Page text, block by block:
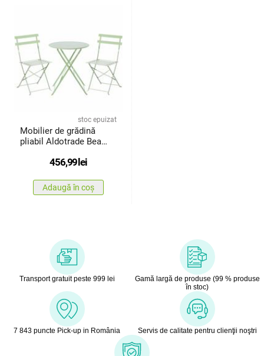
stoc epuizat
Mobilier de grădină
pliabil Aldotrade Bea
456,99lei
Adaugă în coș
Transport gratuit peste 999 lei
Gamă largă de produse (99 % produse
în stoc)
7 843 puncte Pick-up in România Servis de calitate pentru clienţii noştri